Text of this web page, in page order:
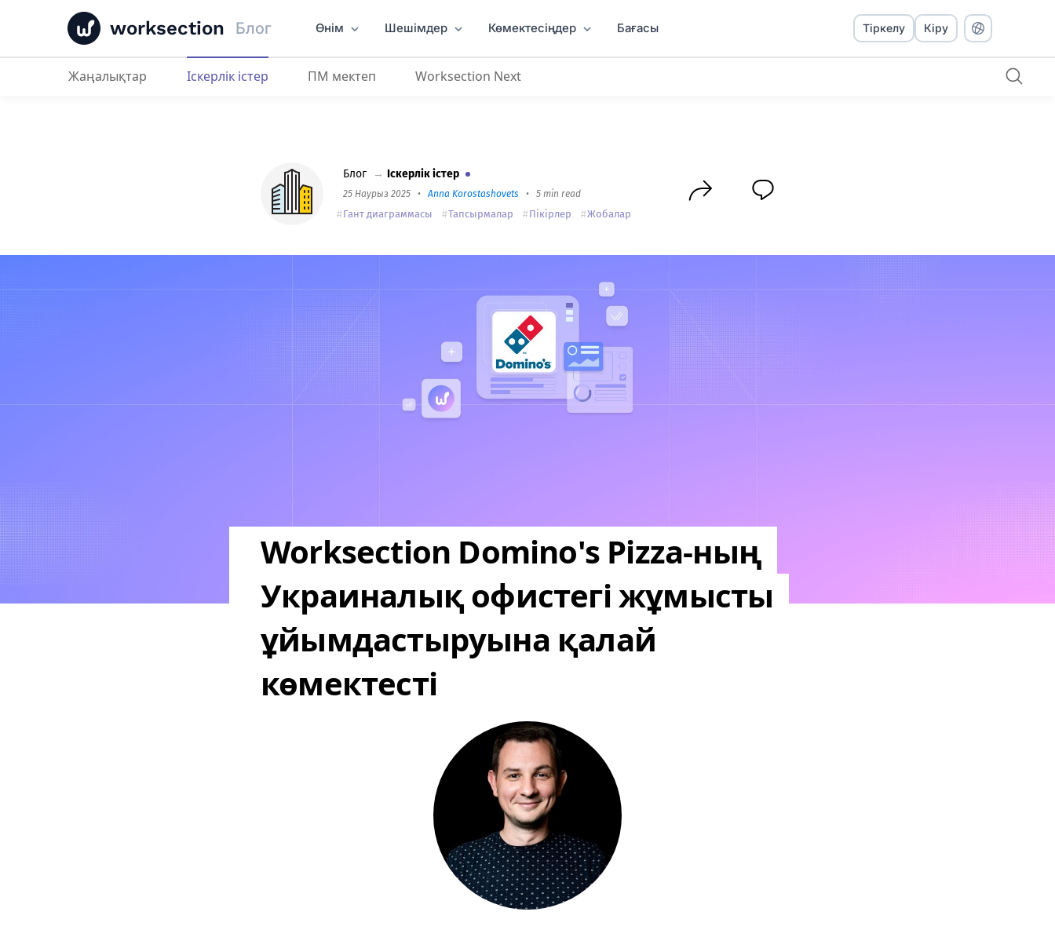
worksection Блог Өнім Шешімдер Көмектесіңдер Бағасы
Worksection Domino's Pizza-ның Украиналық офистегі жұмысты ұйымдастыруына қалай көмектесті
Тіркелу Кіру
Жаңалықтар Іскерлік істер ПМ мектеп Worksection Next
Блог → Іскерлік істер
25 Наурыз 2025 •Anna Korostashovets • 5 min read
Гант диаграммасы Тапсырмалар Пікірлер Жобалар
Worksection Domino's Pizza-ның
Украиналық офистегі жұмысты
ұйымдастыруына қалай
көмектесті